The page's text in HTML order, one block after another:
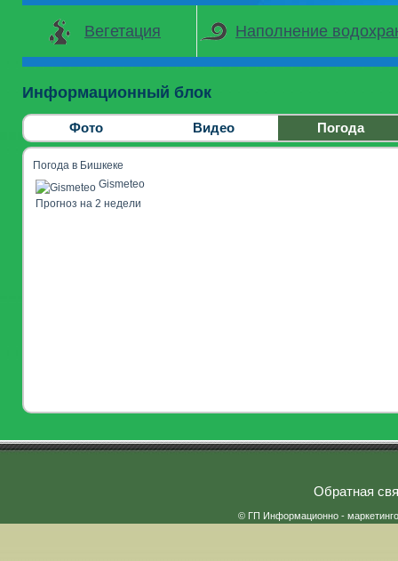
Вегетация Наполнение
Информационный блок
Фото Видео Погода
Погода в Бишкеке
Gismeteo
Прогноз на 2 недели
Обратная
© ГП Информационно -